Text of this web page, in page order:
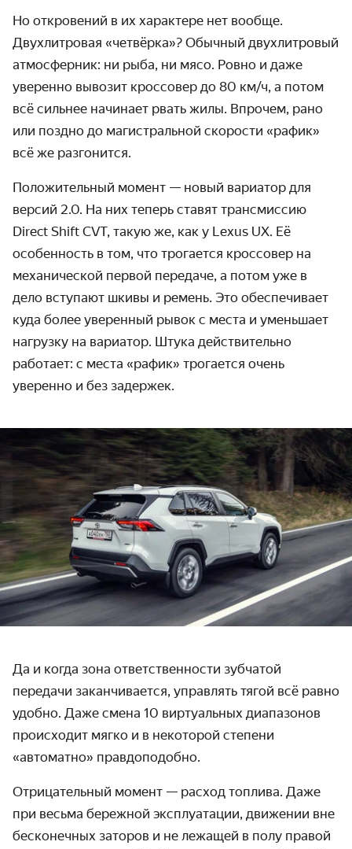
Но откровений в их характере нет вообще.
Двухлитровая «четвёрка»? Обычный двухлитровый
атмосферник: ни рыба, ни мясо. Ровно и даже
уверенно вывозит кроссовер до 80 км/ч, а потом
всё сильнее начинает рвать жилы. Впрочем, рано
или поздно до магистральной скорости «рафик»
всё же разгонится.
Положительный момент — новый вариатор для
версий 2.0. На них теперь ставят трансмиссию
Direct Shift CVT, такую же, как у Lexus UX. Её
особенность в том, что трогается кроссовер на
механической первой передаче, а потом уже в
дело вступают шкивы и ремень. Это обеспечивает
куда более уверенный рывок с места и уменьшает
нагрузку на вариатор. Штука действительно
работает: с места «рафик» трогается очень
уверенно и без задержек.
Да и когда зона ответственности зубчатой
передачи заканчивается, управлять тягой всё равно
удобно. Даже смена 10 виртуальных диапазонов
происходит мягко и в некоторой степени
«автоматно» правдоподобно.
Отрицательный момент — расход топлива. Даже
при весьма бережной эксплуатации, движении вне
бесконечных заторов и не лежащей в полу правой